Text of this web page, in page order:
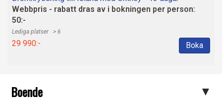
Webbpris - rabatt dras av i bokningen per person:
50:-
> 6
29 990:- Boka
Boende